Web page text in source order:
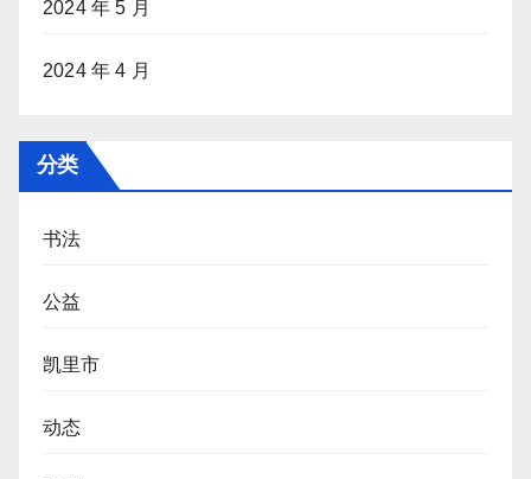
2024 年 5 月
2024 年 4 月
分类
书法
公益
凯里市
动态